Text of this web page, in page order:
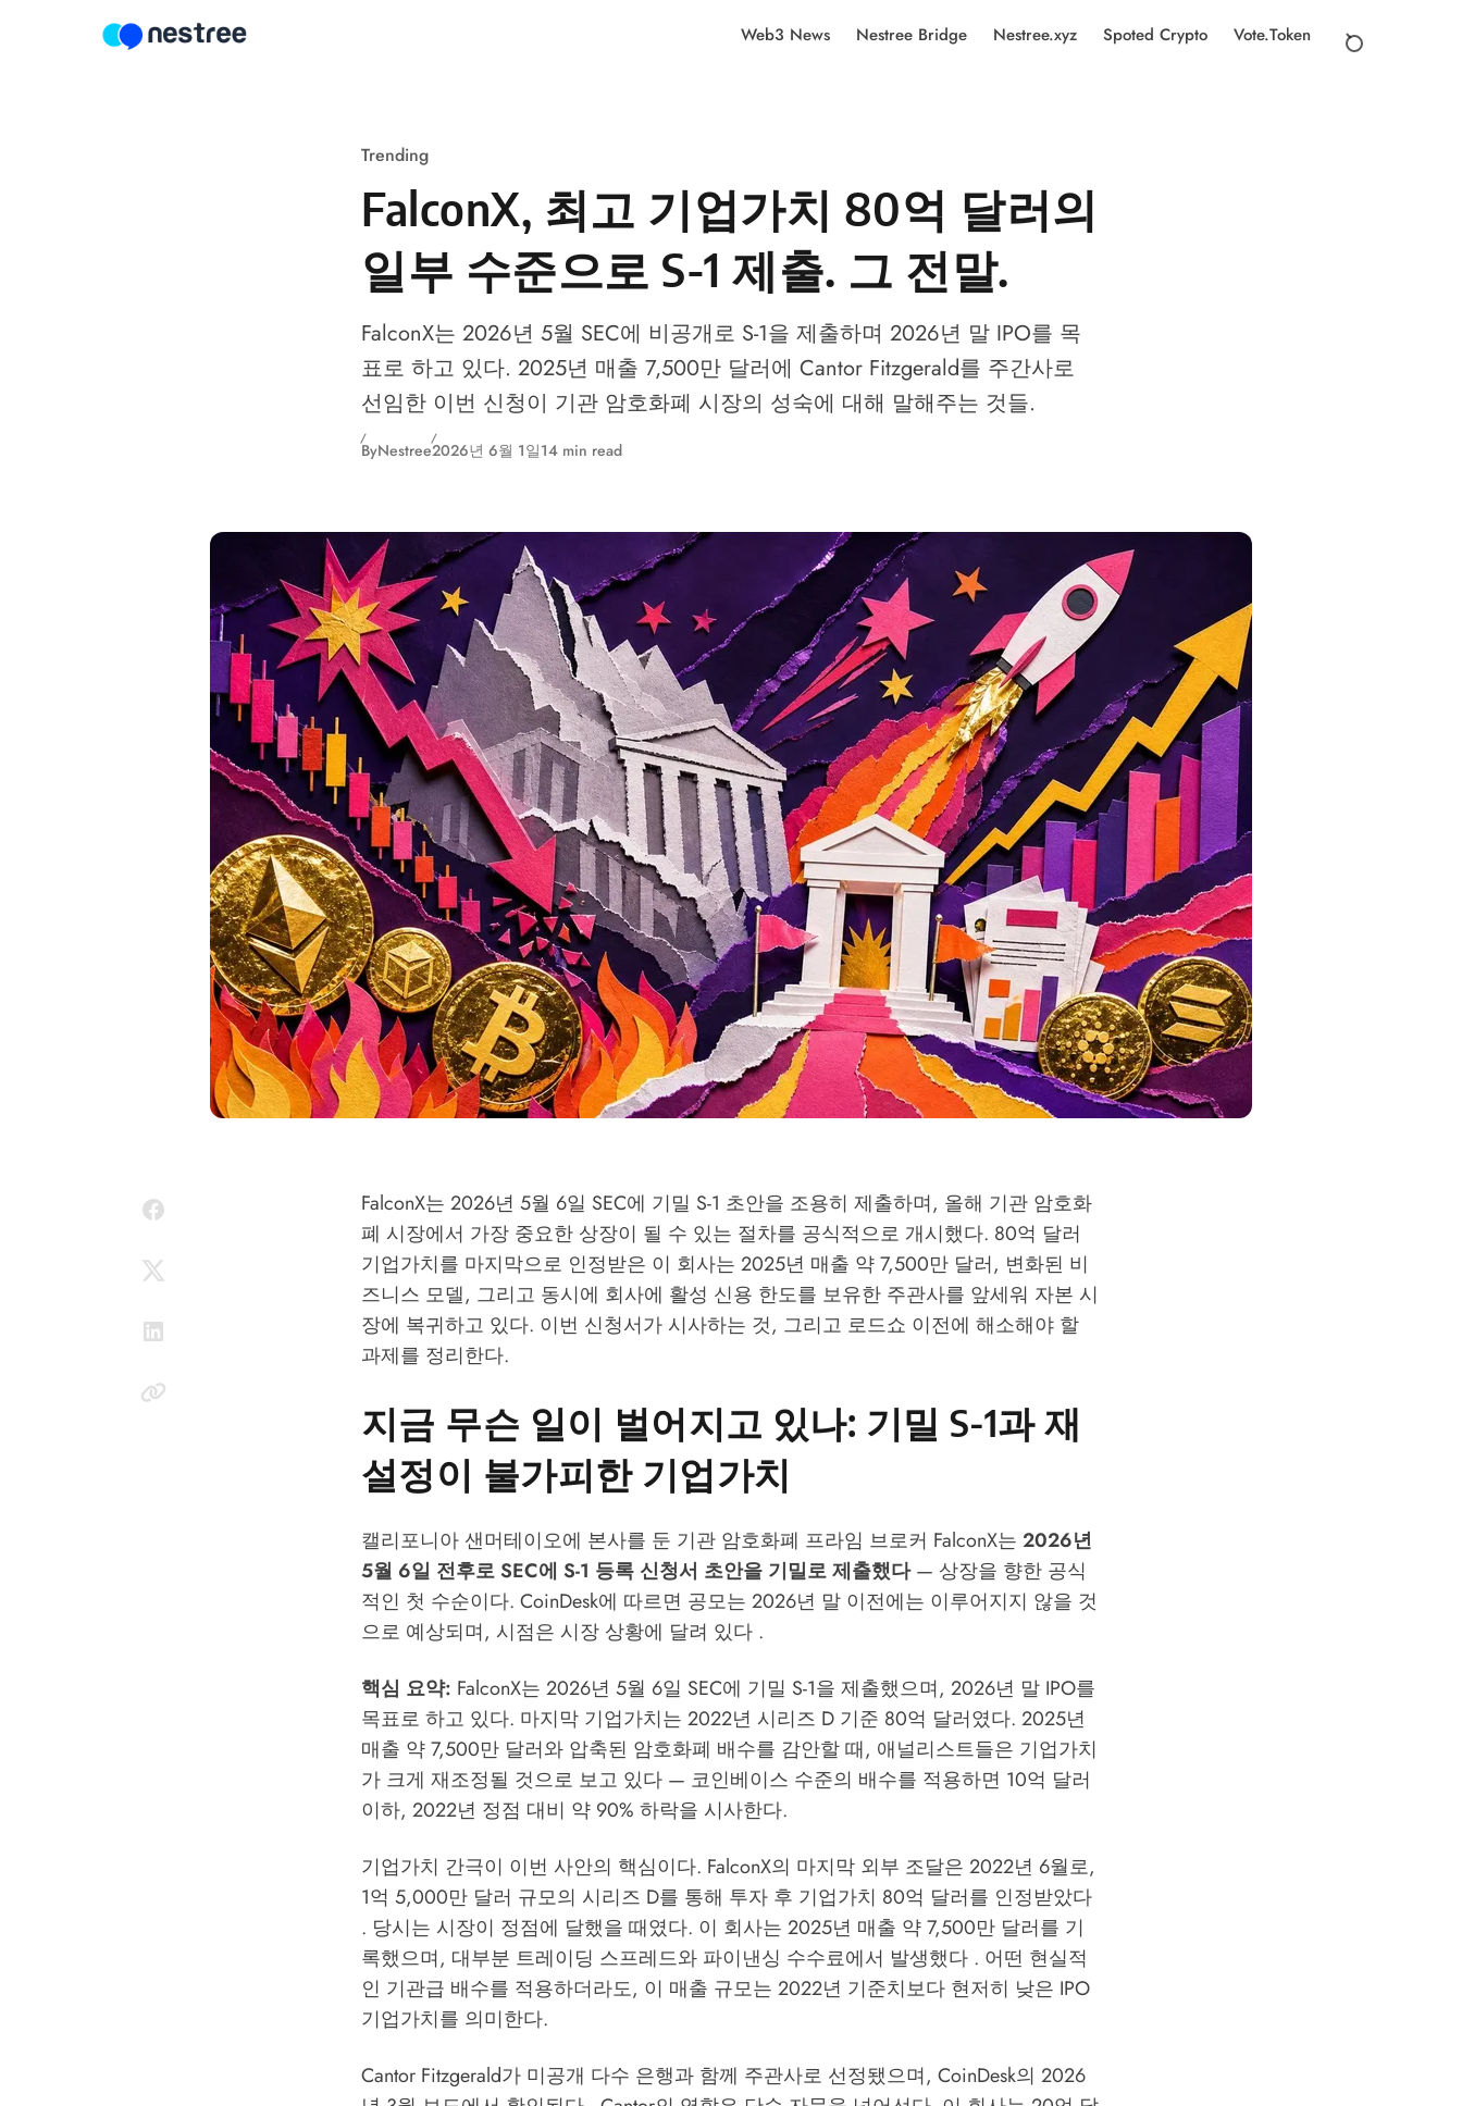
Web3 News Nestree Bridge Nestree.xyz Spoted Crypto Vote.Token
Trending
FalconX, 최고 기업가치 80억 달러의
일부 수준으로 S-1 제출. 그 전말.
FalconX는 2026년 5월 SEC에 비공개로 S-1을 제출하며 2026년 말 IPO를 목
표로 하고 있다. 2025년 매출 7,500만 달러에 Cantor Fitzgerald를 주간사로
선임한 이번 신청이 기관 암호화폐 시장의 성숙에 대해 말해주는 것들.
ByNestree2026년 6월 1일14 min read
FalconX는 2026년 5월 6일 SEC에 기밀 S-1 초안을 조용히 제출하며, 올해 기관 암호화
폐 시장에서 가장 중요한 상장이 될 수 있는 절차를 공식적으로 개시했다. 80억 달러
기업가치를 마지막으로 인정받은 이 회사는 2025년 매출 약 7,500만 달러, 변화된 비
즈니스 모델, 그리고 동시에 회사에 활성 신용 한도를 보유한 주관사를 앞세워 자본 시
장에 복귀하고 있다. 이번 신청서가 시사하는 것, 그리고 로드쇼 이전에 해소해야 할
과제를 정리한다.
지금 무슨 일이 벌어지고 있나: 기밀 S-1과 재
설정이 불가피한 기업가치
캘리포니아 샌머테이오에 본사를 둔 기관 암호화폐 프라임 브로커 FalconX는 2026년
5월 6일 전후로 SEC에 S-1 등록 신청서 초안을 기밀로 제출했다— 상장을 향한 공식
적인 첫 수순이다. CoinDesk에 따르면 공모는 2026년 말 이전에는 이루어지지 않을 것
으로 예상되며, 시점은 시장 상황에 달려 있다 .
핵심 요약: FalconX는 2026년 5월 6일 SEC에 기밀 S-1을 제출했으며, 2026년 말 IPO를
목표로 하고 있다. 마지막 기업가치는 2022년 시리즈 D 기준 80억 달러였다. 2025년
매출 약 7,500만 달러와 압축된 암호화폐 배수를 감안할 때, 애널리스트들은 기업가치
가 크게 재조정될 것으로 보고 있다 — 코인베이스 수준의 배수를 적용하면 10억 달러
이하, 2022년 정점 대비 약 90% 하락을 시사한다.
기업가치 간극이 이번 사안의 핵심이다. FalconX의 마지막 외부 조달은 2022년 6월로,
1억 5,000만 달러 규모의 시리즈 D를 통해 투자 후 기업가치 80억 달러를 인정받았다
. 당시는 시장이 정점에 달했을 때였다. 이 회사는 2025년 매출 약 7,500만 달러를 기
록했으며, 대부분 트레이딩 스프레드와 파이낸싱 수수료에서 발생했다 . 어떤 현실적
인 기관급 배수를 적용하더라도, 이 매출 규모는 2022년 기준치보다 현저히 낮은 IPO
기업가치를 의미한다.
Cantor Fitzgerald가 미공개 다수 은행과 함께 주관사로 선정됐으며, CoinDesk의 2026